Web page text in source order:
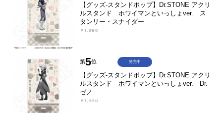
【グッズ-スタンドポップ】Dr.STONE アクリ
ルスタンド ホワイマンといっしょver. ス
タンリー・スナイダー
￥1,980
第5位
【グッズ-スタンドポップ】Dr.STONE アクリ
ルスタンド ホワイマンといっしょver. Dr.
ゼノ
￥1,980
発売中